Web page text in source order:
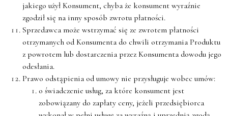
jakiego użył Konsument, chyba że konsument wyraźnie
zgodził się na inny sposób zwrotu płatności.
Sprzedawca może wstrzymać się ze zwrotem płatności
otrzymanych od Konsumenta do chwili otrzymania Produktu
z powrotem lub dostarczenia przez Konsumenta dowodu jego
odesłania.
Prawo odstąpienia od umowy nie przysługuje wobec umów:
o świadczenie usług, za które konsument jest
zobowiązany do zapłaty ceny, jeżeli przedsiębiorca